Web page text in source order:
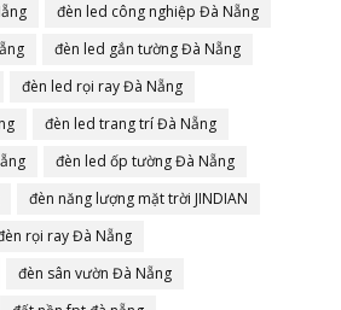
đèn led công nghiệp Đà Nẵng
đèn led gắn tường Đà Nẵng
đèn led rọi ray Đà Nẵng
đèn led trang trí Đà Nẵng
đèn led ốp tường Đà Nẵng
đèn năng lượng mặt trời JINDIAN
rọi ray Đà Nẵng
đèn sân vườn Đà Nẵng